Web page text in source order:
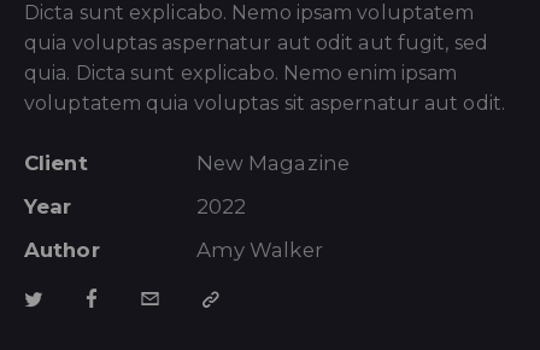
Dicta sunt explicabo. Nemo ipsam voluptatem
quia voluptas aspernatur aut odit aut fugit, sed
quia. Dicta sunt explicabo. Nemo enim ipsam
voluptatem quia voluptas sit aspernatur aut odit.
Client
New Magazine
Year
2022
Author
Amy Walker